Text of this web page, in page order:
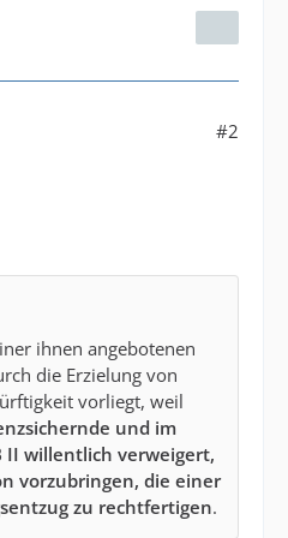
#2
ihnen angebotenen
die Erzielung von
vorliegt, weil
und im
II willentlich verweigert,
vorzubringen, die einer
zu rechtfertigen.